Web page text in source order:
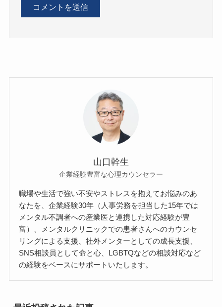
山口幹生
企業経験豊富な心理カウンセラー
職場や生活で強い不安やストレスを抱えてお悩みのあ
なたを、企業経験30年（人事労務を担当した15年では
メンタル不調者への産業医と連携した対応経験が豊
富）、メンタルクリニックでの患者さんへのカウンセ
リングによる支援、社外メンターとしての成長支援、
SNS相談員として命と心、LGBTQなどの相談対応など
の経験をベースにサポートいたします。